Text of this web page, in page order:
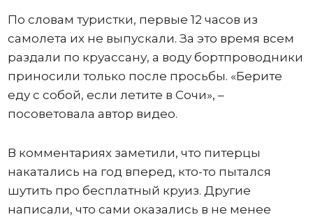
По словам туристки, первые 12 часов из
самолета их не выпускали. За это время всем
раздали по круассану, а воду бортпроводники
приносили только после просьбы. «Берите
еду с собой, если летите в Сочи», –
посоветовала автор видео.
В комментариях заметили, что питерцы
накатались на год вперед, кто-то пытался
шутить про бесплатный круиз. Другие
написали, что сами оказались в не менее